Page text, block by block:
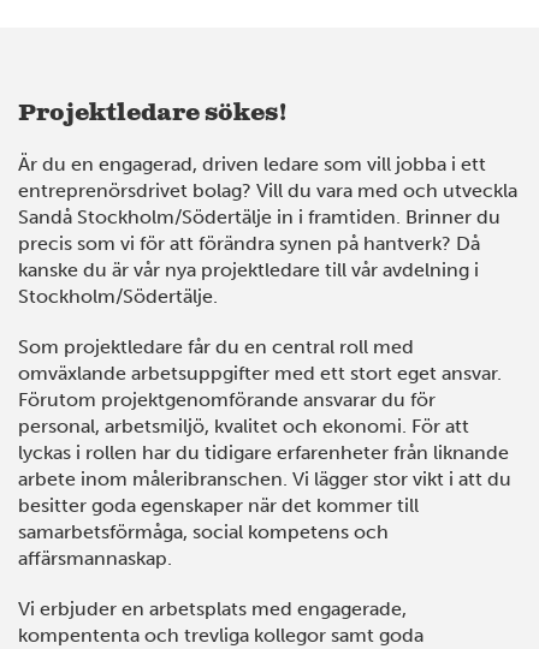
Projektledare sökes!
Är du en engagerad, driven ledare som vill jobba i ett
entreprenörsdrivet bolag? Vill du vara med och utveckla
Sandå Stockholm/Södertälje in i framtiden. Brinner du
precis som vi för att förändra synen på hantverk? Då
kanske du är vår nya projektledare till vår avdelning i
Stockholm/Södertälje.
Som projektledare får du en central roll med
omväxlande arbetsuppgifter med ett stort eget ansvar.
Förutom projektgenomförande ansvarar du för
personal, arbetsmiljö, kvalitet och ekonomi. För att
lyckas i rollen har du tidigare erfarenheter från liknande
arbete inom måleribranschen. Vi lägger stor vikt i att du
besitter goda egenskaper när det kommer till
samarbetsförmåga, social kompetens och
affärsmannaskap.
Vi erbjuder en arbetsplats med engagerade,
kompententa och trevliga kollegor samt goda